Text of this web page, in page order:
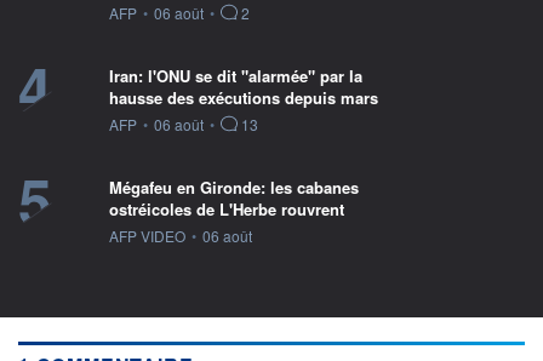
information fournie par
AFP • 06 août • 2
4
Iran: l'ONU se dit "alarmée" par la
hausse des exécutions depuis mars
information fournie par
AFP • 06 août • 13
5
Mégafeu en Gironde: les cabanes
ostréicoles de L'Herbe rouvrent
information fournie par
AFP VIDEO • 06 août